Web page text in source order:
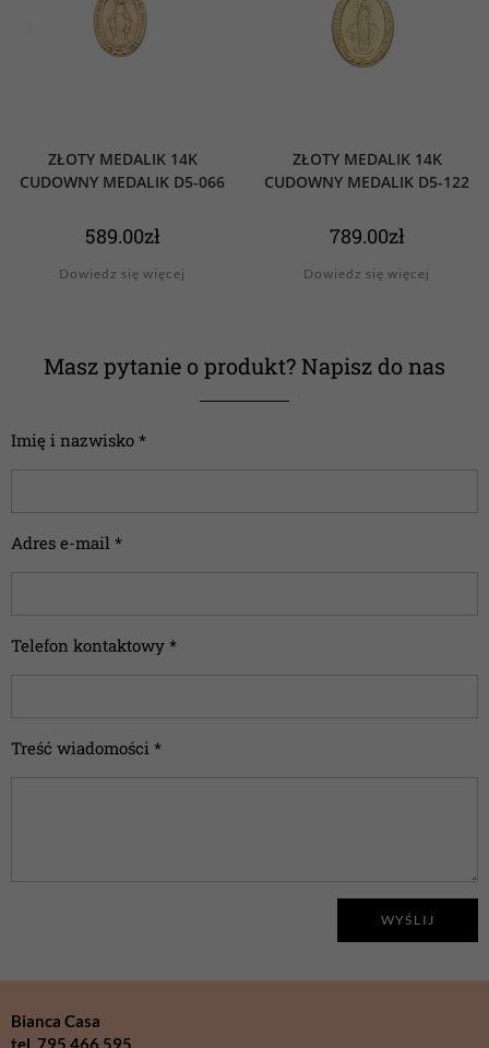
ZŁOTY MEDALIK 14K
CUDOWNY MEDALIK D5-066
589.00zł
Dowiedz się więcej
ZŁOTY MEDALIK 14K
CUDOWNY MEDALIK D5-122
789.00zł
Dowiedz się więcej
Masz pytanie o produkt? Napisz do nas
Imię i nazwisko *
Adres e-mail *
Telefon kontaktowy *
Treść wiadomości *
WYŚLIJ
Bianca Casa
tel. 795 466 595